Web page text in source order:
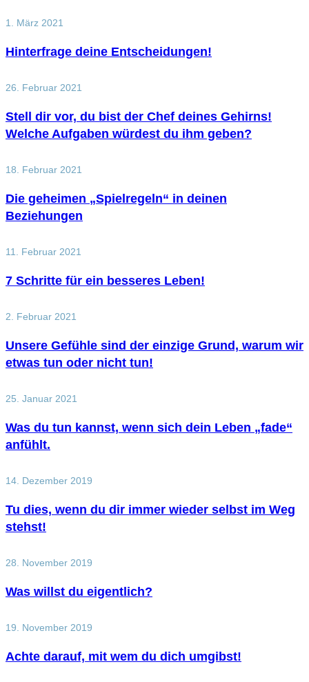
1. März 2021
Hinterfrage deine Entscheidungen!
26. Februar 2021
Stell dir vor, du bist der Chef deines Gehirns!
Welche Aufgaben würdest du ihm geben?
18. Februar 2021
Die geheimen „Spielregeln“ in deinen
Beziehungen
11. Februar 2021
7 Schritte für ein besseres Leben!
2. Februar 2021
Unsere Gefühle sind der einzige Grund, warum wir
etwas tun oder nicht tun!
25. Januar 2021
Was du tun kannst, wenn sich dein Leben „fade“
anfühlt.
14. Dezember 2019
Tu dies, wenn du dir immer wieder selbst im Weg
stehst!
28. November 2019
Was willst du eigentlich?
19. November 2019
Achte darauf, mit wem du dich umgibst!